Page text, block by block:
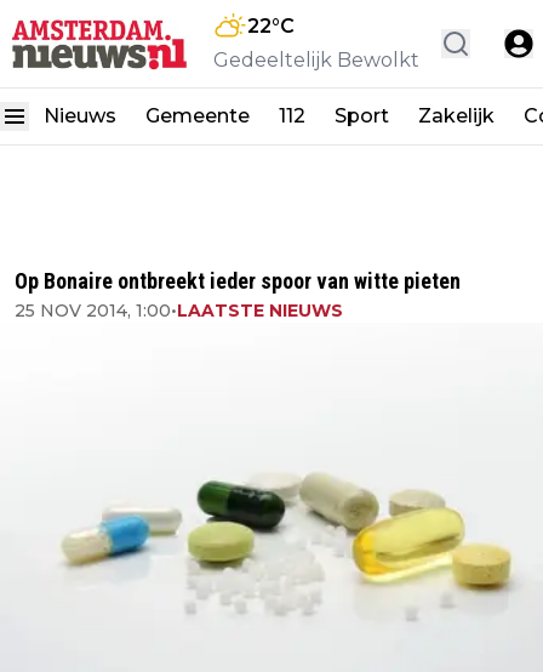
22°C
Gedeeltelijk Bewolkt
Nieuws Gemeente 112 Sport Zakelijk
Op Bonaire ontbreekt ieder spoor van witte pieten
25 NOV 2014, 1:00•LAATSTE NIEUWS